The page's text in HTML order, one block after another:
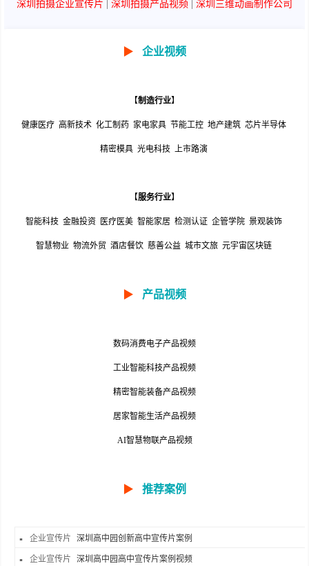
深圳拍摄企业宣传片 深圳拍摄产品视频 深圳三维动画制作公司
▶ 企业视频
【制造行业】
健康医疗 高新技术 化工制药 家电家具 节能工控 地产建筑 芯片半导体
精密模具 光电科技 上市路演
【服务行业】
智能科技 金融投资 医疗医美 智能家居 检测认证 企管学院 景观装饰
智慧物业 物流外贸 酒店餐饮 慈善公益 城市文旅 元宇宙区块链
▶ 产品视频
数码消费电子产品视频
工业智能科技产品视频
精密智能装备产品视频
居家智能生活产品视频
AI智慧物联产品视频
▶ 推荐案例
企业宣传片 深圳高中园创新高中宣传片案例
企业宣传片 深圳高中园高中宣传片案例视频